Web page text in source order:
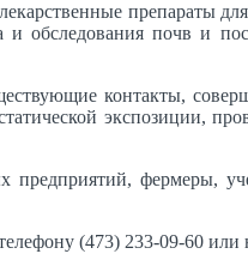
препараты
обследования почв и
контакты,
экспозиции,
предприятий, фермеры,
(473) 233-09-60 или